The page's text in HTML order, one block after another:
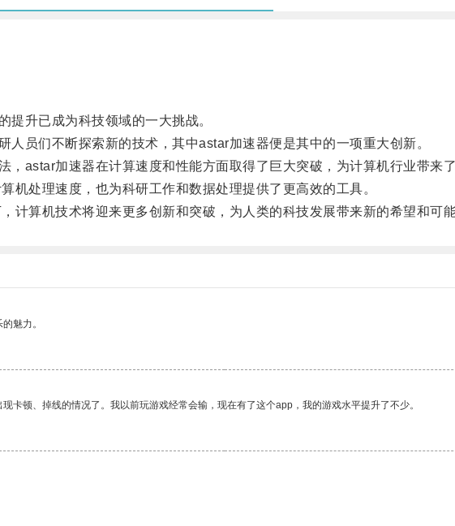
升已成为科技领域的一大挑战。
员们不断探索新的技术，其中astar加速器便是其中的一项重大创新。
astar加速器在计算速度和性能方面取得了巨大突破，为计算机行业带来了
处理速度，也为科研工作和数据处理提供了更高效的工具。
算机技术将迎来更多创新和突破，为人类的科技发展带来新的希望和可能
魅力。
卡顿、掉线的情况了。我以前玩游戏经常会输，现在有了这个app，我的游戏水平提升了不少。